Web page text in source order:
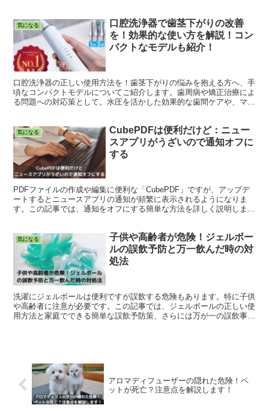
気になる
口腔洗浄器で歯茎下がりの改善
を！効果的な使い方を解説！コン
パクトなモデルも紹介！
口腔洗浄器の正しい使用方法を！歯茎下がりの悩みを抱える方へ、手
頃なコンパクトモデルについてご紹介します。歯周病や矯正治療によ
る問題への対応策として。水圧を活かした効果的な歯間ケアや、マッ
気になる
CubePDFは便利だけど：ニュー
スアプリがうざいので通知オフに
する
PDFファイルの作成や編集に便利な「CubePDF」ですが、アップデ
ートするとニュースアプリの通知が頻繁に表示されるようになりま
す。この記事では、通知をオフにする簡単な方法を詳しく説明しま
気になる
子供や高齢者が危険！ジェルボー
ルの誤飲予防と万一飲んだ時の対
処法
洗濯にジェルボールは便利ですが誤飲する危険もあります。特に子供
や高齢者に注意が必要です。この記事では、ジェルボールの正しい使
用方法と家庭でできる簡単な誤飲予防策、さらには万が一の誤飲事故
アロマディフューザーの隠れた危険！ペ
ットが死亡？注意点を解説します！